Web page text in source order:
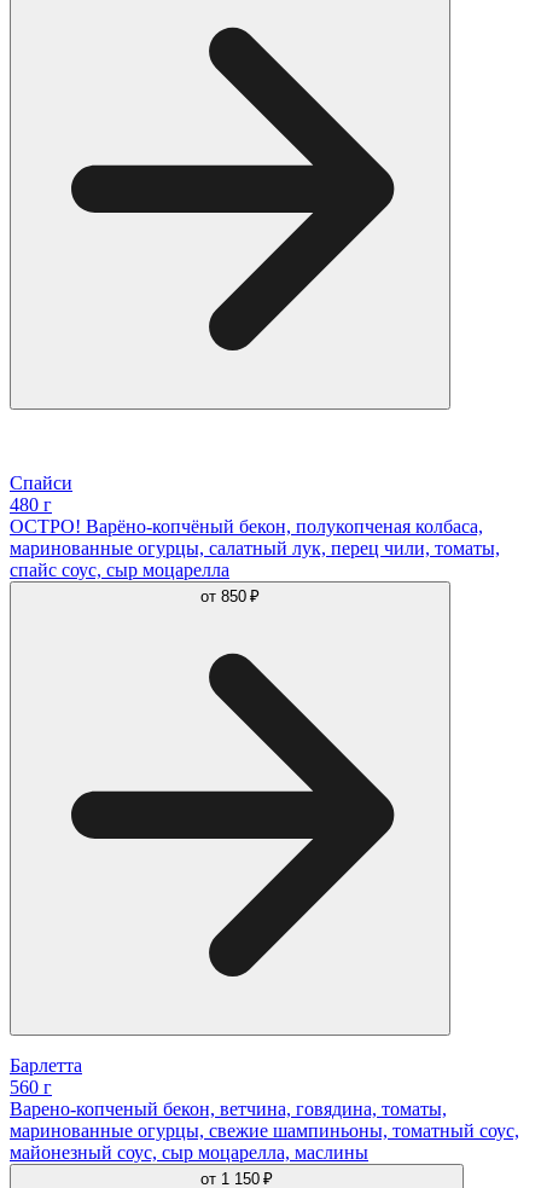
Спайси
480 г
ОСТРО! Варёно-копчёный бекон, полукопченая колбаса,
маринованные огурцы, салатный лук, перец чили, томаты,
спайс соус, сыр моцарелла
от 850 ₽
Барлетта
560 г
Варено-копченый бекон, ветчина, говядина, томаты,
маринованные огурцы, свежие шампиньоны, томатный соус,
майонезный соус, сыр моцарелла, маслины
от 1 150 ₽